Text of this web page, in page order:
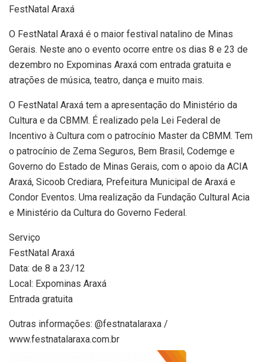
FestNatal Araxá
O FestNatal Araxá é o maior festival natalino de Minas
Gerais. Neste ano o evento ocorre entre os dias 8 e 23 de
dezembro no Expominas Araxá com entrada gratuita e
atrações de música, teatro, dança e muito mais.
O FestNatal Araxá tem a apresentação do Ministério da
Cultura e da CBMM. É realizado pela Lei Federal de
Incentivo à Cultura com o patrocínio Master da CBMM. Tem
o patrocínio de Zema Seguros, Bem Brasil, Codemge e
Governo do Estado de Minas Gerais, com o apoio da ACIA
Araxá, Sicoob Crediara, Prefeitura Municipal de Araxá e
Condor Eventos. Uma realização da Fundação Cultural Acia
e Ministério da Cultura do Governo Federal.
Serviço
FestNatal Araxá
Data: de 8 a 23/12
Local: Expominas Araxá
Entrada gratuita
Outras informações: @festnatalaraxa /
www.festnatalaraxa.com.br